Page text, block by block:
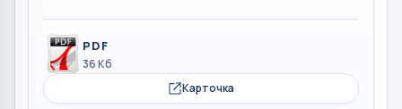
PDF
36 Кб
Карточка